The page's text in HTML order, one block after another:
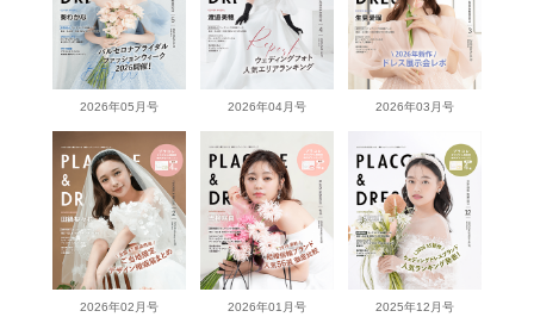
2026年05月号 2026年04月号 2026年03月号
2026年02月号 2026年01月号 2025年12月号